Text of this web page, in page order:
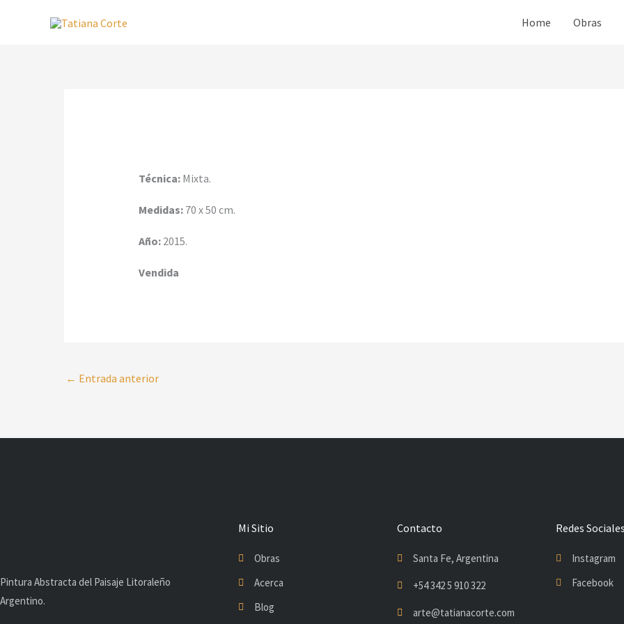
Home Obras
Técnica:Mixta.
Medidas:70 x 50 cm.
Año:2015.
Vendida
← Entrada anterior
Pintura Abstracta del Paisaje Litoraleño
Argentino.
Mi Sitio
Obras
Acerca
Blog
Contacto
Santa Fe, Argentina
+54 342 5 910 322
arte@tatianacorte.com
Redes Sociales
Instagram
Facebook